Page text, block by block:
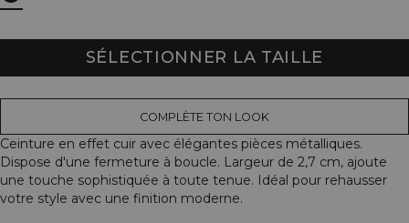
SÉLECTIONNER LA TAILLE
COMPLÈTE TON LOOK
Ceinture en effet cuir avec élégantes pièces métalliques.
Dispose d'une fermeture à boucle. Largeur de 2,7 cm, ajoute
une touche sophistiquée à toute tenue. Idéal pour rehausser
votre style avec une finition moderne.